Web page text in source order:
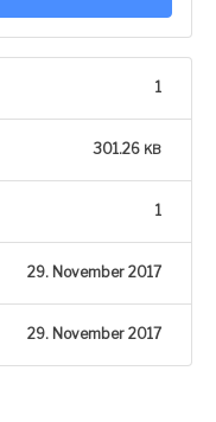
1
301.26 KB
1
29. Novem­ber 2017
29. Novem­ber 2017